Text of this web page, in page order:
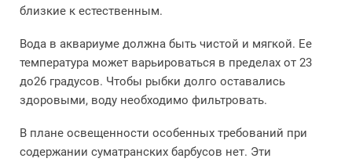
близкие к естественным.
Вода в аквариуме должна быть чистой и мягкой. Ее
температура может варьироваться в пределах от 23
до26 градусов. Чтобы рыбки долго оставались
здоровыми, воду необходимо фильтровать.
В плане освещенности особенных требований при
содержании суматранских барбусов нет. Эти